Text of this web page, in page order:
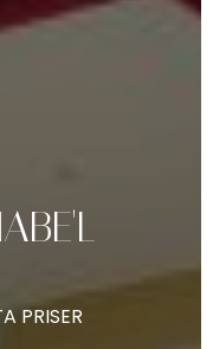
PRISER